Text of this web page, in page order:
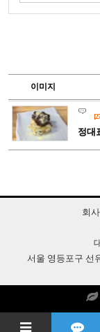
이미지
정대
회
서울 영등포구 선